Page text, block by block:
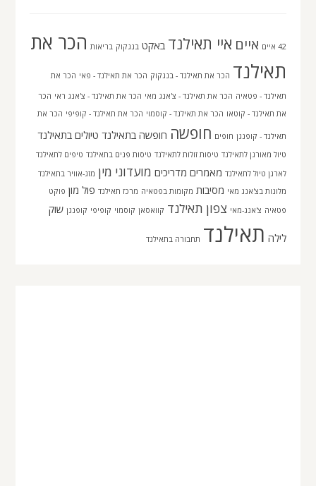
42 איים איים איי תאילנד באקט בנגקוק בריאות הכר את
תאילנד הכר את תאילנד - בנגקוק הכר את תאילנד - פאי הכר את
תאילנד - פטאיה הכר את תאילנד - צ'אנג מאי הכר את תאילנד - צ'אנג ראי הכר
את תאילנד - קוטאו הכר את תאילנד - קוסמוי הכר את תאילנד - קופיפי הכר את
תאילנד - קופנגן חופים חופשה חופשה בתאילנד טיולים בתאילנד
טיול מאורגן לתאילנד טיסות זולות לתאילנד טיסות פנים בתאילנד טיפים לתאילנד
לארגן טיול לתאילנד מאמרים מדריכים מועדוני מין מזג-אוויר בתאילנד
מלונות בצ'אנג מאי מסיבות מקומות בפטאיה מרכז תאילנד פול מון פוקט
פטאיה צ'אנג-מאי צפון תאילנד קוואסאן קוסמוי קופיפי קופנגן שוק
לילה תאילנד תחבורה בתאילנד